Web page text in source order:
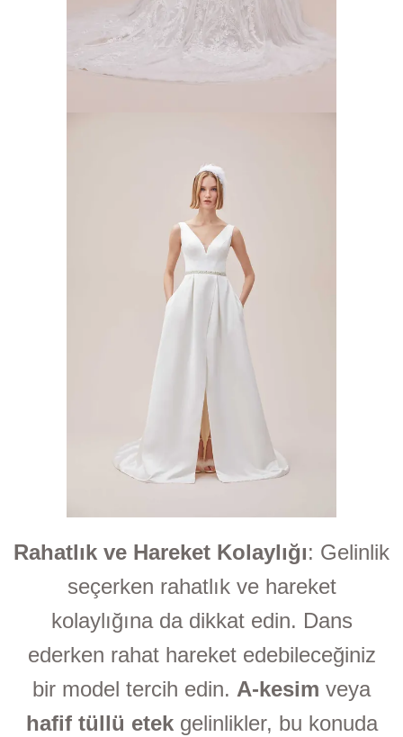
Rahatlık ve Hareket Kolaylığı: Gelinlik
seçerken rahatlık ve hareket
kolaylığına da dikkat edin. Dans
ederken rahat hareket edebileceğiniz
bir model tercih edin. A-kesim veya
hafif tüllü etekgelinlikler, bu konuda